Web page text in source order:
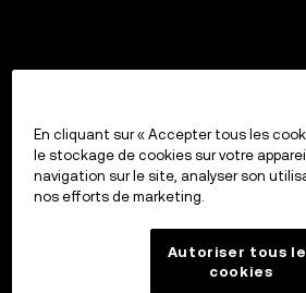
En cliquant sur « Accepter tous les
le stockage de cookies sur votre
navigation sur le site, analyser son
nos efforts de marketing.
Autoriser tous
cookies